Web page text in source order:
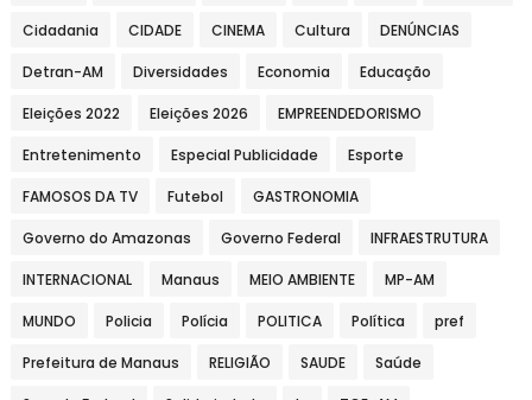
Cidadania CIDADE CINEMA Cultura DENÚNCIAS
Detran-AM Diversidades Economia Educação
Eleições 2022 Eleições 2026 EMPREENDEDORISMO
Entretenimento Especial Publicidade Esporte
FAMOSOS DA TV Futebol GASTRONOMIA
Governo do Amazonas Governo Federal INFRAESTRUTURA
INTERNACIONAL Manaus MEIO AMBIENTE MP-AM
MUNDO Policia Polícia POLITICA Política pref
Prefeitura de Manaus RELIGIÃO SAUDE Saúde